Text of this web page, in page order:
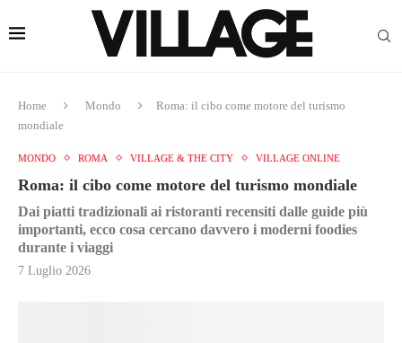
Home Mondo
Roma: il cibo come motore del turismo
mondiale
MONDO ROMA VILLAGE & THE CITY VILLAGE ONLINE
Roma: il cibo come motore del turismo mondiale
Dai piatti tradizionali ai ristoranti recensiti dalle guide più
importanti, ecco cosa cercano davvero i moderni foodies
durante i viaggi
7 Luglio 2026